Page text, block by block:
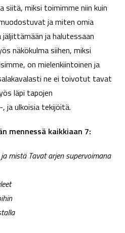
siitä, miksi toimimme niin kuin
ja miten omia
ja halutessaan
näkökulma siihen, miksi
on mielenkiintoinen ja
ne ei toivotut tavat
läpi tapojen
ja ulkoisia tekijöitä.
mennessä kaikkiaan 7:
mistä Tavat arjen supervoimana